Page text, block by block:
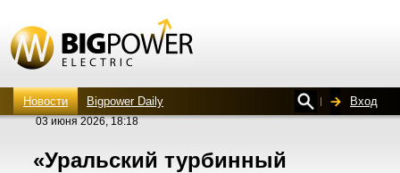
Новости Bigpower Daily Вход
03 июня 2026, 18:18
«Уральский турбинный